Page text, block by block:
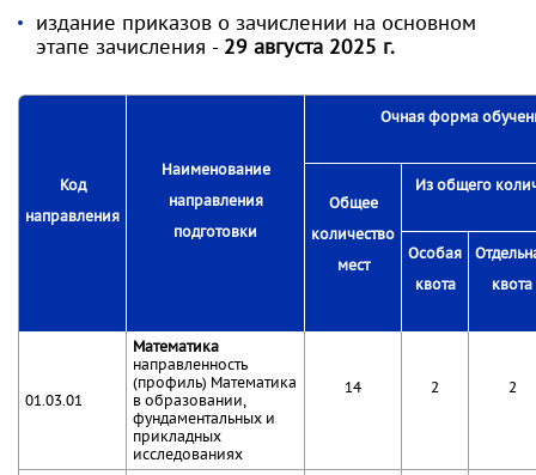
издание приказов о зачислении на основном
этапе зачисления - 29 августа 2025 г.
Код
направления
Наименование
направления
подготовки
Очная форма
Общее
количество
мест
Из общего
Особая
квота
квота
01.03.01
Математика
направленность
(профиль) Математика
в образовании,
фундаментальных и
прикладных
исследованиях
14 2 2